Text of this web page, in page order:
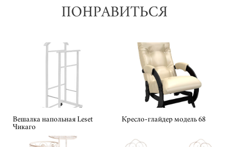
ПОНРАВИТЬСЯ
Вешалка напольная Leset
Чикаго
Кресло-глайдер модель 68